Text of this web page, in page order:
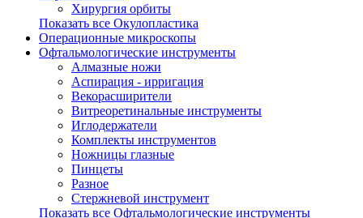
Хирургия орбиты
Показать все Окулопластика
Операционные микроскопы
Офтальмологические инструменты
Алмазные ножи
Аспирация - ирригация
Векорасширители
Витреоретинальные инструменты
Иглодержатели
Комплекты инструментов
Ножницы глазные
Пинцеты
Разное
Стержневой инструмент
Показать все Офтальмологические инструменты